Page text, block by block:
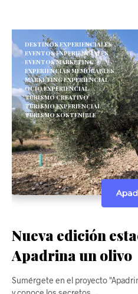
DESTINOS EXPERIENCIALES
EVENTOS EXPERIENCIALES
EVENTOS MARKETING
EXPERIENCIAS MEMORABLES
MARKETING EXPERIENCIAL
OCIO EXPERIENCIAL
TURISMO CREATIVO
TURISMO EXPERIENCIAL
TURISMO SOSTENIBLE
Nueva edición
Apadrina un olivo
Sumérgete en el proyecto